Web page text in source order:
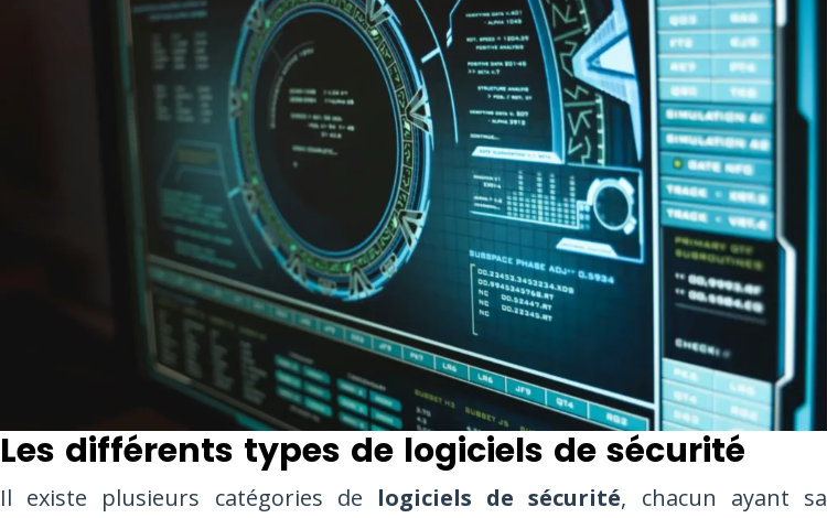
Les différents types de logiciels de sécurité
Il existe plusieurs catégories de logiciels de sécurité, chacun ayant sa